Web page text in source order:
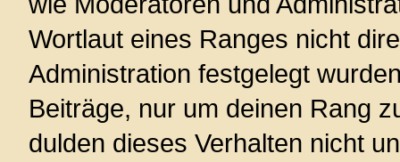
Wortlaut eines Ranges nicht
Administration festgelegt
Beiträge, nur um deinen Rang
dulden dieses Verhalten nicht